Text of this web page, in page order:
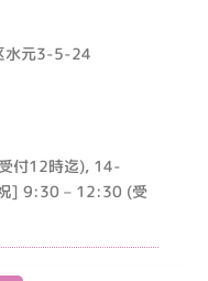
水元3-5-24
付12時迄), 14-
] 9:30 – 12:30 (受